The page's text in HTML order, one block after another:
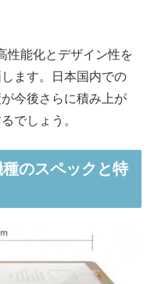
性能化とデザイン性を
ます。日本国内での
今後さらに積み上が
でしょう。
のスペックと特